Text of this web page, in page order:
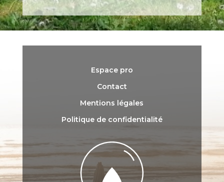
Espace pro
Contact
Mentions légales
Politique de confidentialité